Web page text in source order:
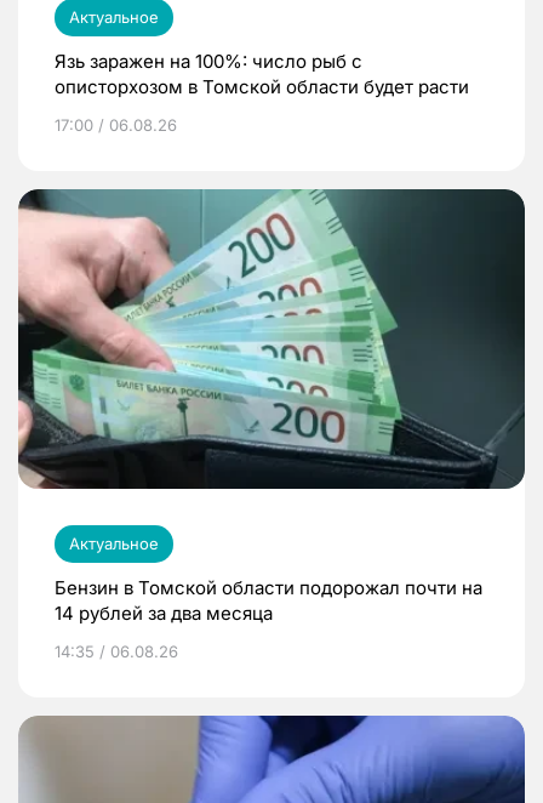
Актуальное
Язь заражен на 100%: число рыб с
описторхозом в Томской области будет расти
17:00 / 06.08.26
Актуальное
Бензин в Томской области подорожал почти на
14 рублей за два месяца
14:35 / 06.08.26